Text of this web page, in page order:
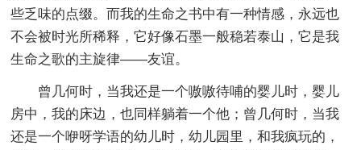
些乏味的点缀。而我的生命之书中有一种情感，永远也
不会被时光所稀释，它好像石墨一般稳若泰山，它是我
生命之歌的主旋律——友谊。
曾几何时，当我还是一个嗷嗷待哺的婴儿时，婴儿
房中，我的床边，也同样躺着一个他；曾几何时，当我
还是一个咿呀学语的幼儿时，幼儿园里，和我疯玩的，